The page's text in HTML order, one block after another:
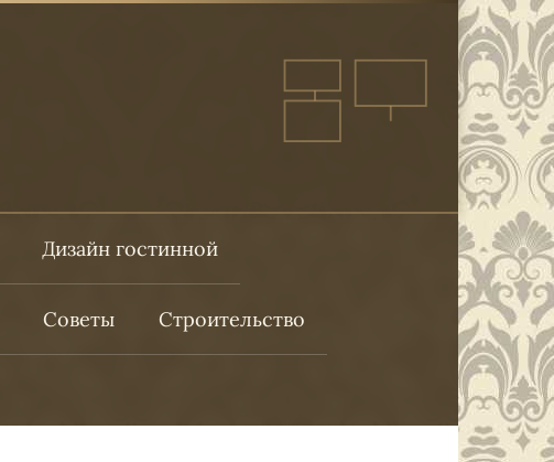
Дизайн гостинной
Советы Строительство